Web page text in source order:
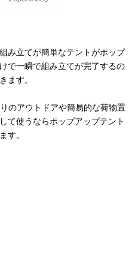
み立てが簡単なテントがポップ
で一瞬で組み立てが完了するの
ます。
のアウトドアや簡易的な荷物置
て使うならポップアップテント
す。